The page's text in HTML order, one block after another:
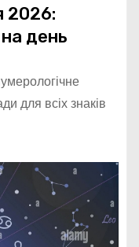
2026:
день
для всіх знаків